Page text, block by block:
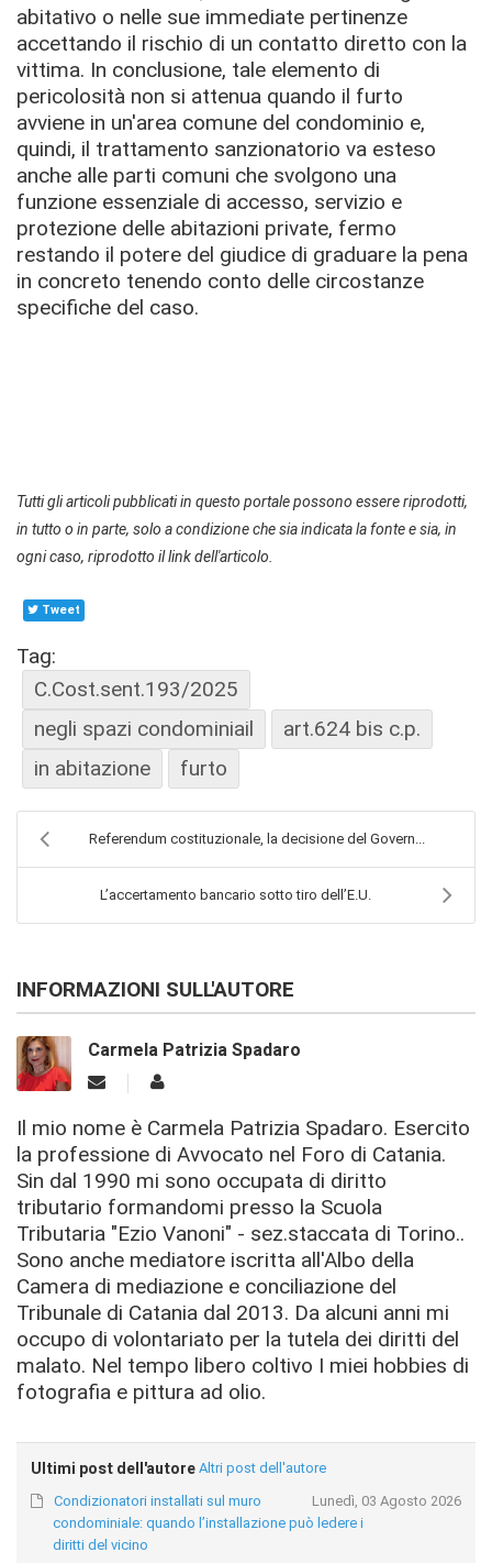
abitativo o nelle sue immediate pertinenze
accettando il rischio di un contatto diretto con la
vittima. In conclusione, tale elemento di
pericolosità non si attenua quando il furto
avviene in un'area comune del condominio e,
quindi, il trattamento sanzionatorio va esteso
anche alle parti comuni che svolgono una
funzione essenziale di accesso, servizio e
protezione delle abitazioni private, fermo
restando il potere del giudice di graduare la pena
in concreto tenendo conto delle circostanze
specifiche del caso.
Tutti gli articoli pubblicati in questo portale possono essere riprodotti,
in tutto o in parte, solo a condizione che sia indicata la fonte e sia, in
ogni caso, riprodotto il link dell'articolo.
Tweet
Tag:
C.Cost.sent.193/2025
negli spazi condominiail
art.624 bis c.p.
in abitazione
furto
Referendum costituzionale, la decisione del Govern...
L’accertamento bancario sotto tiro dell’E.U.
INFORMAZIONI SULL'AUTORE
Carmela Patrizia Spadaro
Il mio nome è Carmela Patrizia Spadaro. Esercito
la professione di Avvocato nel Foro di Catania.
Sin dal 1990 mi sono occupata di diritto
tributario formandomi presso la Scuola
Tributaria "Ezio Vanoni" - sez.staccata di Torino..
Sono anche mediatore iscritta all'Albo della
Camera di mediazione e conciliazione del
Tribunale di Catania dal 2013. Da alcuni anni mi
occupo di volontariato per la tutela dei diritti del
malato. Nel tempo libero coltivo I miei hobbies di
fotografia e pittura ad olio.
Ultimi post dell'autore Altri post dell'autore
Lunedì, 03 Agosto 2026
Condizionatori installati sul muro
condominiale: quando l’installazione può ledere i
diritti del vicino